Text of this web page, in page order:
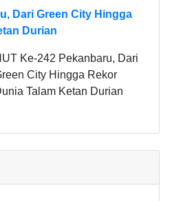
Dari Green City Hingga
Durian
Ke-242 Pekanbaru, Dari
City Hingga Rekor
Talam Ketan Durian